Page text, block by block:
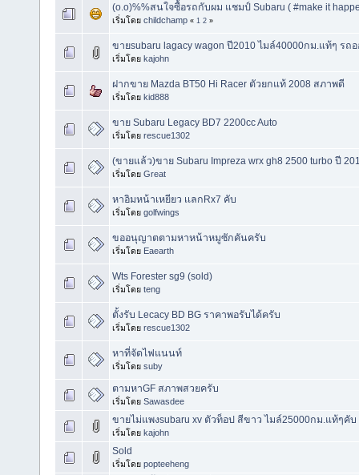
(o.o)%%สนใจซื้อรถกับผม แชมป์ Subaru ( #make it
เริ่มโดย childchamp « 1 2 »
ขายsubaru lagacy wagon ปี2010 ไมล์40000กม.แท้ๆ รถอ
เริ่มโดย kajohn
ฝากขาย Mazda BT50 Hi Racer ตัวยกแท้ 2008 สภาพดี
เริ่มโดย kid888
ขาย Subaru Legacy BD7 2200cc Auto
เริ่มโดย rescue1302
(ขายแล้ว)ขาย Subaru Impreza wrx gh8 2500 turbo ปี
เริ่มโดย Great
หาอิมหน้าเหยียว เเลกRx7 คับ
เริ่มโดย golfwings
ขออนุญาตตามหาหน้าหมูซักคันครับ
เริ่มโดย Eaearth
Wts Forester sg9 (sold)
เริ่มโดย teng
ตั้งรับ Lecacy BD BG ราคาพอรับได้ครับ
เริ่มโดย rescue1302
หาที่จัดไฟแนนท์
เริ่มโดย suby
ตามหาGF สภาพสวยครับ
เริ่มโดย Sawasdee
ขายไม่แพงsubaru xv ตัวท็อป สีขาว ไมล์25000กม.แท้ๆคับ
เริ่มโดย kajohn
Sold
เริ่มโดย popteeheng